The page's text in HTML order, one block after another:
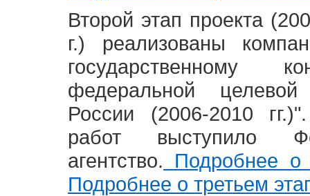
Второй этап проекта
г.) реализованы
государственному
федеральной
России (2006-2010
работ выступило
агентство. Подробнее о
Подробнее о третьем